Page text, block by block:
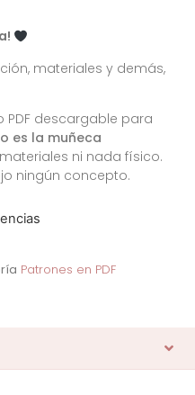
materiales y demás,
PDF descargable para
es la muñeca
ni nada físico.
ningún concepto.
Patrones en PDF